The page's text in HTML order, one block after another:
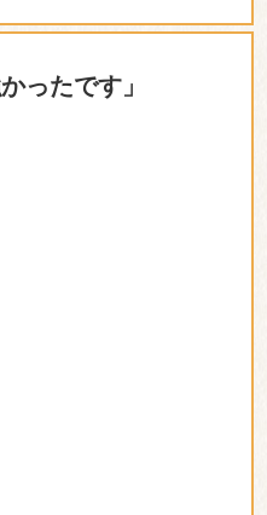
ったです」